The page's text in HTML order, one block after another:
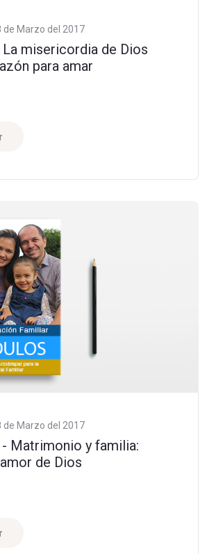
de Marzo del 2017
misericordia de Dios
para amar
de Marzo del 2017
Matrimonio y familia:
de Dios